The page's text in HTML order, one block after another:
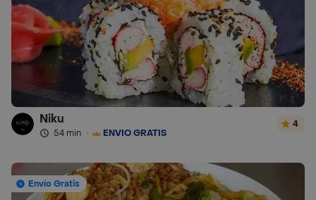
Niku
54 min · ENVÍO GRATIS
4
Envío Gratis